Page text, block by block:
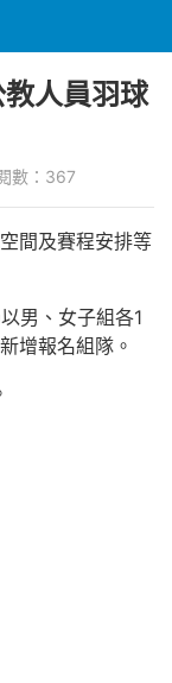
人員羽球
數：367
間及賽程安排等
男、女子組各1
增報名組隊。